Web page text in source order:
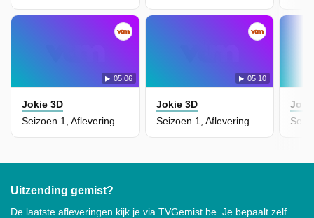
05:06
Jokie 3D
05:10
Jokie 3D
Uitzending gemist?
De laatste afleveringen kijk je via TVGemist.be. Je bepaalt zelf